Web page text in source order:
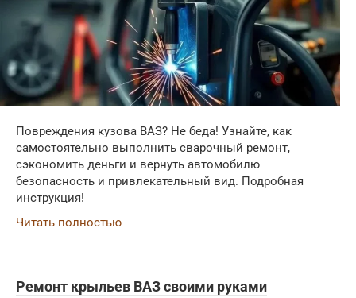
Повреждения кузова ВАЗ? Не беда! Узнайте, как
самостоятельно выполнить сварочный ремонт,
сэкономить деньги и вернуть автомобилю
безопасность и привлекательный вид. Подробная
инструкция!
Читать полностью
Ремонт крыльев ВАЗ своими руками